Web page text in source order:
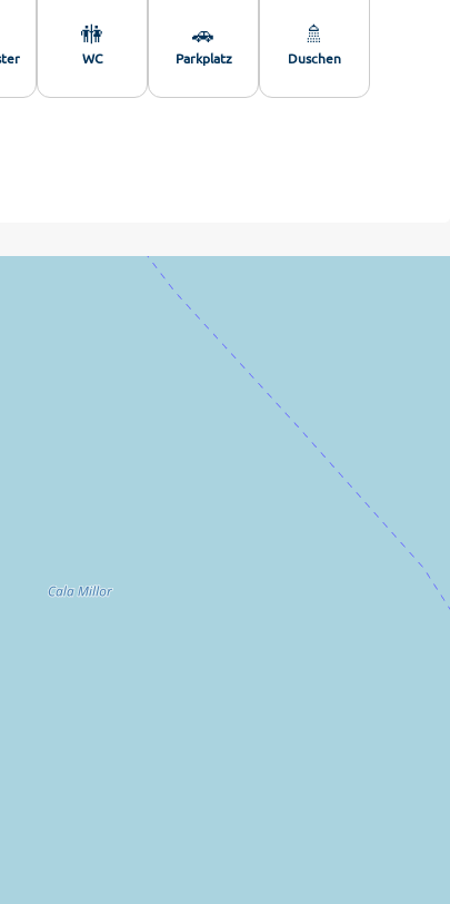
🚻
WC
🚗
Parkplatz
🚿
Duschen